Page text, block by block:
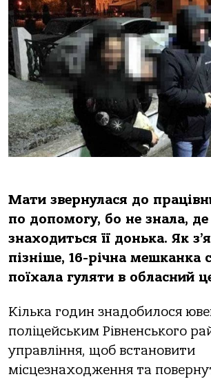
Мати звернулася до
по допомогу, бо не знала, де
знаходиться її донька. Як
пізніше, 16-річна мешканка
поїхала гуляти в обласний
Кілька годин знадобилося
поліцейським Рівненського
управління, щоб встановити
місцезнаходження та